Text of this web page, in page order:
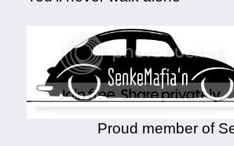
Proud member of